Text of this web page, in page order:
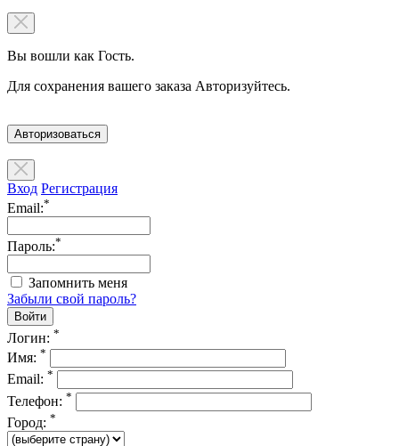
Вы вошли как Гость.
Для сохранения вашего заказа Авторизуйтесь.
Авторизоваться
Вход Регистрация
Email:*
Пароль:*
Запомнить меня
Забыли свой пароль?
Логин: *
Имя: *
Email: *
Телефон: *
Город: *